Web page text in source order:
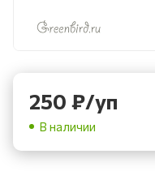
250 ₽/уп
В наличии